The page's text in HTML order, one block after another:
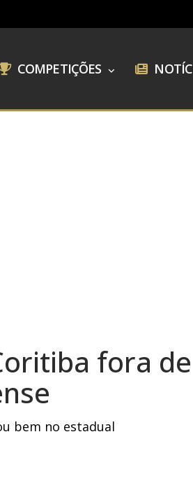
COMPETIÇÕES
fora
bem no estadual